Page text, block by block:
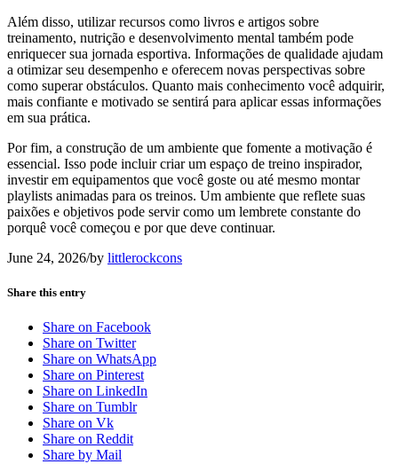
Além disso, utilizar recursos como livros e artigos sobre
treinamento, nutrição e desenvolvimento mental também pode
enriquecer sua jornada esportiva. Informações de qualidade ajudam
a otimizar seu desempenho e oferecem novas perspectivas sobre
como superar obstáculos. Quanto mais conhecimento você adquirir,
mais confiante e motivado se sentirá para aplicar essas informações
em sua prática.
Por fim, a construção de um ambiente que fomente a motivação é
essencial. Isso pode incluir criar um espaço de treino inspirador,
investir em equipamentos que você goste ou até mesmo montar
playlists animadas para os treinos. Um ambiente que reflete suas
paixões e objetivos pode servir como um lembrete constante do
porquê você começou e por que deve continuar.
June 24, 2026/by littlerockcons
Share this entry
Share on Facebook
Share on Twitter
Share on WhatsApp
Share on Pinterest
Share on LinkedIn
Share on Tumblr
Share on Vk
Share on Reddit
Share by Mail